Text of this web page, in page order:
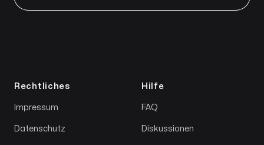
Rechtliches
Impressum
Datenschutz
Hilfe
FAQ
Diskussionen